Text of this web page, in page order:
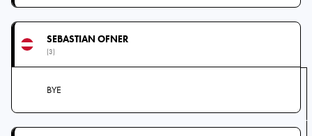
SEBASTIAN OFNER
(3)
BYE